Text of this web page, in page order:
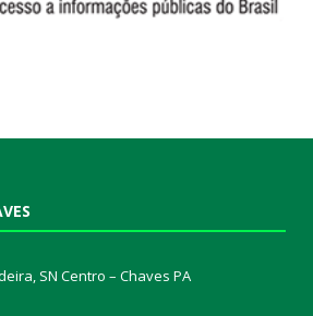
SN Centro – Chaves PA